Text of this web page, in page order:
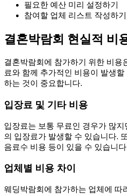
필요한 예산 미리 설정하기
참여할 업체 리스트 작성하기
결혼박람회 현실적 비
결혼박람회에 참가하기 위한 비용
료와 함께 추가적인 비용이 발생
하는 것이 중요합니다.
입장료 및 기타 비용
입장료는 보통 무료인 경우가 많
의 입장료가 발생할 수 있습니다.
음료수 비용 등이 있을 수 있습니
업체별 비용 차이
웨딩박람회에 참가하는 업체에 따